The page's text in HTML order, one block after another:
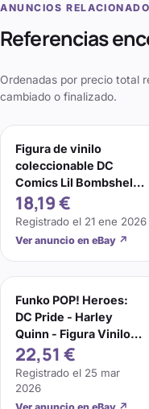
ANUNCIOS
Referencias
Ordenadas por precio total
cambiado o finalizado.
Figura de vinilo
coleccionable DC
Comics Lil Bombshells
Tin Series 3 Star Girl
18,19 €
Registrado el 21 ene 2026
Ver anuncio en eBay ↗
Funko POP! Heroes:
DC Pride - Harley
Quinn - Figura Vinilo
Oficial - DC Comics
22,51 €
Registrado el 25 mar
2026